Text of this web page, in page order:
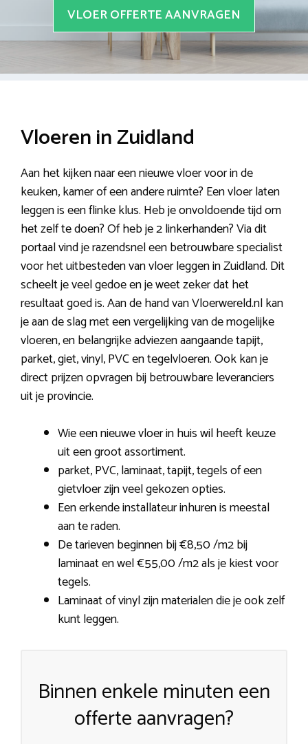
VLOER OFFERTE AANVRAGEN
Vloeren in Zuidland
Aan het kijken naar een nieuwe vloer voor in de
keuken, kamer of een andere ruimte? Een vloer laten
leggen is een flinke klus. Heb je onvoldoende tijd om
het zelf te doen? Of heb je 2 linkerhanden? Via dit
portaal vind je razendsnel een betrouwbare specialist
voor het uitbesteden van vloer leggen in Zuidland. Dit
scheelt je veel gedoe en je weet zeker dat het
resultaat goed is. Aan de hand van Vloerwereld.nl kan
je aan de slag met een vergelijking van de mogelijke
vloeren, en belangrijke adviezen aangaande tapijt,
parket, giet, vinyl, PVC en tegelvloeren. Ook kan je
direct prijzen opvragen bij betrouwbare leveranciers
uit je provincie.
Wie een nieuwe vloer in huis wil heeft keuze
uit een groot assortiment.
parket, PVC, laminaat, tapijt, tegels of een
gietvloer zijn veel gekozen opties.
Een erkende installateur inhuren is meestal
aan te raden.
De tarieven beginnen bij €8,50 /m2 bij
laminaat en wel €55,00 /m2 als je kiest voor
tegels.
Laminaat of vinyl zijn materialen die je ook zelf
kunt leggen.
Binnen enkele minuten een
offerte aanvragen?